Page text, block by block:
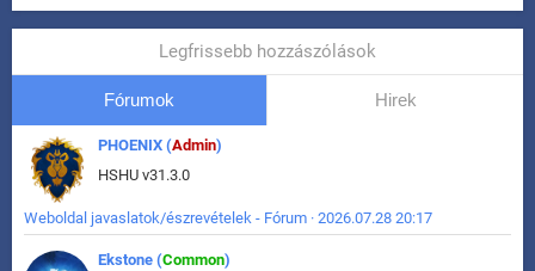
Legfrissebb hozzászólások
Fórumok Hirek
PHOENIX (Admin)
HSHU v31.3.0
Weboldal javaslatok/észrevételek - Fórum · 2026.07.28 20:17
Ekstone (Common)